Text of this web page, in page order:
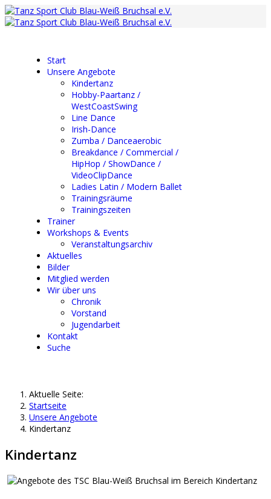
Start
Unsere Angebote
Kindertanz
Hobby-Paartanz /
WestCoastSwing
Line Dance
Irish-Dance
Zumba / Danceaerobic
Breakdance / Commercial /
HipHop / ShowDance /
VideoClipDance
Ladies Latin / Modern Ballet
Trainingsräume
Trainingszeiten
Trainer
Workshops & Events
Veranstaltungsarchiv
Aktuelles
Bilder
Mitglied werden
Wir über uns
Chronik
Vorstand
Jugendarbeit
Kontakt
Suche
Aktuelle Seite:
Startseite
Unsere Angebote
Kindertanz
Kindertanz